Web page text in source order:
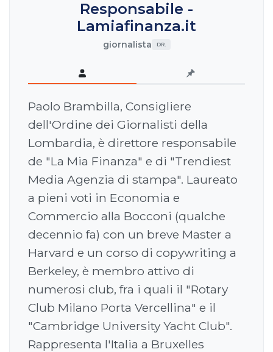
Responsabile -
Lamiafinanza.it
giornalista DR.
Paolo Brambilla, Consigliere
dell'Ordine dei Giornalisti della
Lombardia, è direttore responsabile
de "La Mia Finanza" e di "Trendiest
Media Agenzia di stampa". Laureato
a pieni voti in Economia e
Commercio alla Bocconi (qualche
decennio fa) con un breve Master a
Harvard e un corso di copywriting a
Berkeley, è membro attivo di
numerosi club, fra i quali il "Rotary
Club Milano Porta Vercellina" e il
"Cambridge University Yacht Club".
Rappresenta l'Italia a Bruxelles